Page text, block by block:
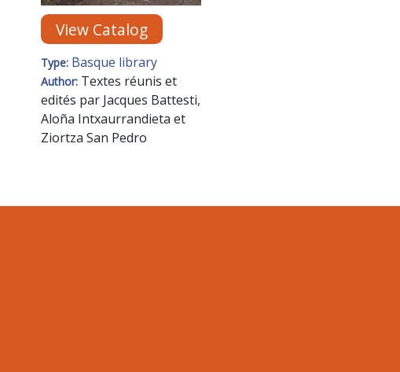
View Catalog
Type: Basque library
Author: Textes réunis et
edités par Jacques Battesti,
Aloña Intxaurrandieta et
Ziortza San Pedro